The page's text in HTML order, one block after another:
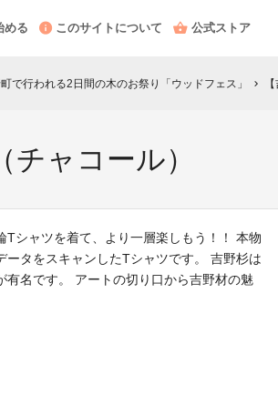
める このサイトについて 公式ストア
行われる2日間の木のお祭り「ウッドフェス」 chevron_right
チャコール）
Tシャツを着て、より一層楽しもう！！ 本物
ータをスキャンしたTシャツです。 吉野杉は
有名です。 アートの切り口から吉野材の魅